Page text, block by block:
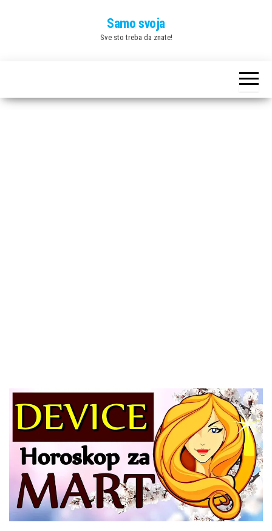
Samo svoja
Sve sto treba da znate!